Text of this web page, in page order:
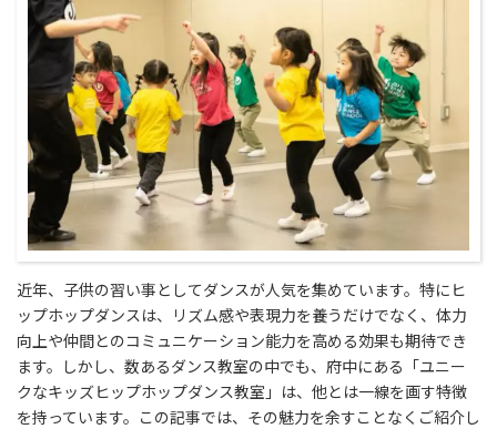
近年、子供の習い事としてダンスが人気を集めています。特にヒ
ップホップダンスは、リズム感や表現力を養うだけでなく、体力
向上や仲間とのコミュニケーション能力を高める効果も期待でき
ます。しかし、数あるダンス教室の中でも、府中にある「ユニー
クなキッズヒップホップダンス教室」は、他とは一線を画す特徴
を持っています。この記事では、その魅力を余すことなくご紹介し